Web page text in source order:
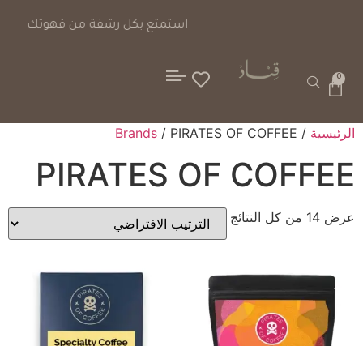
خيارات دفع آمنة
0
الرئيسية /
Brands / PIRATES OF COFFEE
PIRATES OF COFFEE
عرض ⁦14⁩ من كل النتائج